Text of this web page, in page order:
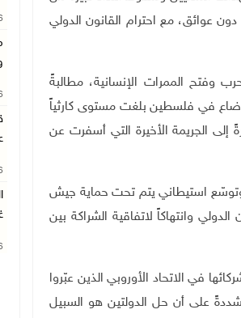
عوائق، مع احترام القانون الدولي
وفتح الممرات الإنسانية، مطالبةً
في فلسطين بلغت مستوى كارثياً
الجريمة الأخيرة التي أسفرت عن
وتوسّع استيطاني يتم تحت حماية جيش
وانتهاكاً لاتفاقية الشراكة بين
في الاتحاد الأوروبي الذين عبّروا
على أن حل الدولتين هو السبيل